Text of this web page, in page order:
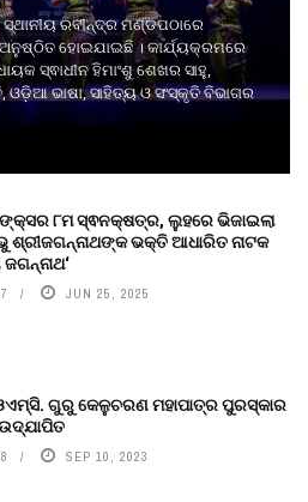
ରବୀନ୍ଦ୍ର ମଣ୍ଡପଠାରେ
ହୋଇଯାଇଛି । କାର୍ଯ୍ୟକ୍ରମରେ
ସ୍ଵାଧୀନ ହିମାଂଶୁ ଶେଖର ସାହୁ,
ଭାଷା, ସାହିତ୍ୟ ଓ ସଂସ୍କୃତି ବିଭାଗର
୮ମ ସ୍ଵନକ୍ଷତ୍ର, ଲୁହରେ ଭିଜାଇଲା
ଶ୍ରୀଜଗନ୍ନାଥଙ୍କ ଭକ୍ତି ଆଧାରିତ ନାଟକ
JUN 25, 2025
ଗୁରୁ କେଳୁଚରଣ ମହାପାତ୍ର ପୁରସ୍କାର
SEP 10, 2023